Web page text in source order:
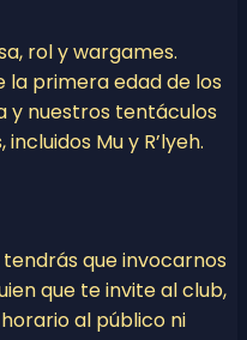
rol y wargames.
la primera edad de los
y nuestros tentáculos
Mu y R’lyeh.
que invocarnos
que te invite al club,
al público ni